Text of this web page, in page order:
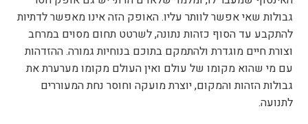
גבולות שאי אפשר לוותר עליו. האופק הזה אינו מאפשר לדתיות
להתקבע עד הסוף כזהות נתונה, לשרטט תחום מסוים במרחב
וצורת חיים מוגדרת ולהתמקם בתוכם בנוחיות גמורה. ההזדהות
עם מי שהוא מקומו של עולם ואין העולם מקומו מערערת את
גבולות הזהות והמקום, יוצרת מועקה וחוסר נחת המעוררים
לתנועה.